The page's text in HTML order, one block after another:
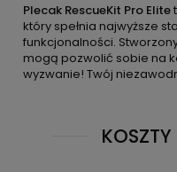
Plecak RescueKit Pro Elite
który spełnia najwyższe
funkcjonalności.
mogą pozwolić sobie na
wyzwanie! Twój